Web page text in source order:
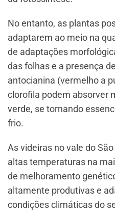
No entanto, as plantas
adaptarem ao meio na
de adaptações
das folhas e a presença
antocianina (vermelho a
clorofila podem absorver
verde, se tornando
frio.
As videiras no vale do
altas temperaturas na
de melhoramento
altamente produtivas e
condições climáticas do